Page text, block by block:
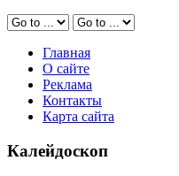
Главная
О сайте
Реклама
Контакты
Карта сайта
Калейдоскоп